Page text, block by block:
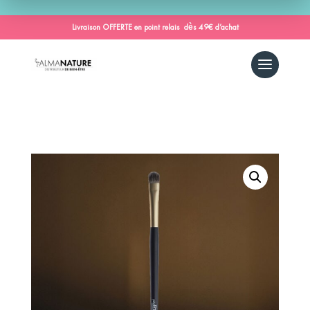
Livraison OFFERTE en point relais dès 49€ d’achat